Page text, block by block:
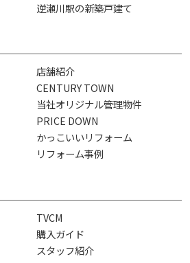
逆瀬川駅の新築戸建て
店舗紹介
CENTURY TOWN
当社オリジナル管理物件
PRICE DOWN
かっこいいリフォーム
リフォーム事例
TVCM
購入ガイド
スタッフ紹介